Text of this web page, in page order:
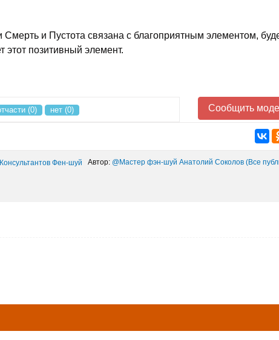
и Пустота связана с благоприятным элементом,
этот позитивный элемент.
(0) нет (0) Сообщить
Автор: @Мастер фэн-шуй Анатолий Соколов (Все